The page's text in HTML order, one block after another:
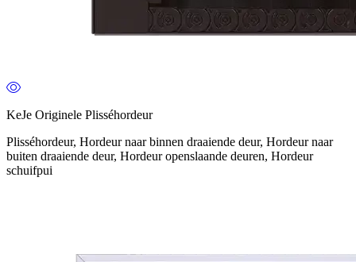
KeJe Originele Plisséhordeur
Plisséhordeur, Hordeur naar binnen draaiende deur, Hordeur naar
buiten draaiende deur, Hordeur openslaande deuren, Hordeur
schuifpui